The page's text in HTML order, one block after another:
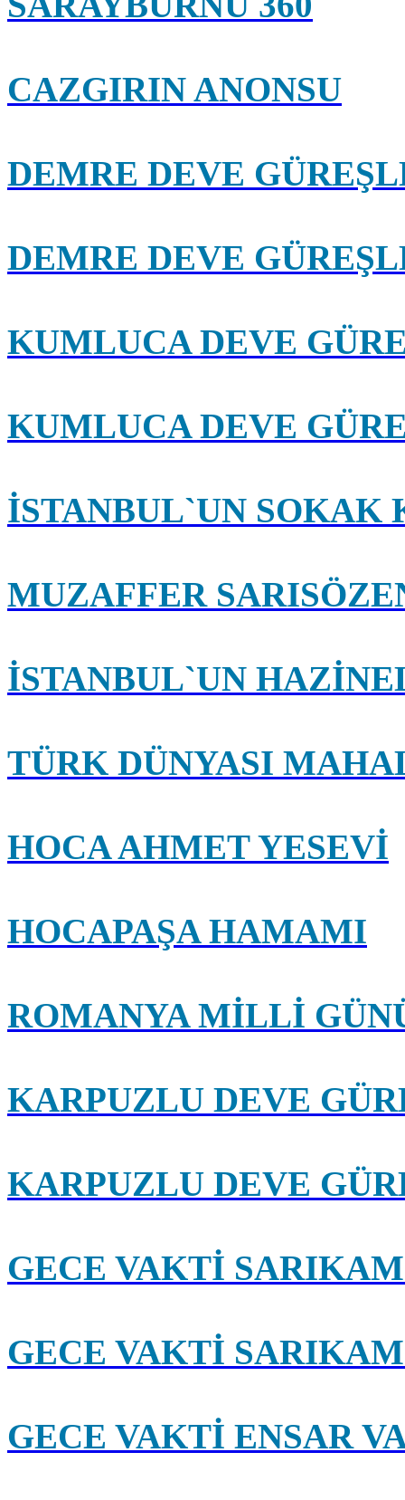
CAZGIRIN ANONSU
DEMRE DEVE
DEMRE DEVE
KUMLUCA DEVE
KUMLUCA DEVE
İSTANBUL`UN SOKAK
MUZAFFER
İSTANBUL`UN
TÜRK DÜNYASI
HOCA AHMET YESEVİ
HOCAPAŞA HAMAMI
ROMANYA MİLLİ
KARPUZLU DEVE
KARPUZLU DEVE
GECE VAKTİ
GECE VAKTİ
GECE VAKTİ ENSAR